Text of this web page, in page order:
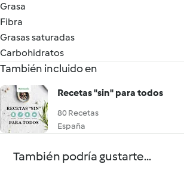
Grasa
Fibra
Grasas saturadas
Carbohidratos
También incluido en
Recetas "sin" para todos
80 Recetas
España
También podría gustarte...